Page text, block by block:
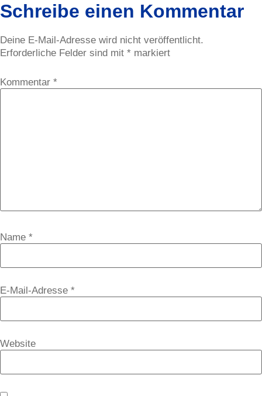
Schreibe einen Kommentar
Deine E-Mail-Adresse wird nicht veröffentlicht.
Erforderliche Felder sind mit * markiert
Kommentar *
Name *
E-Mail-Adresse *
Website